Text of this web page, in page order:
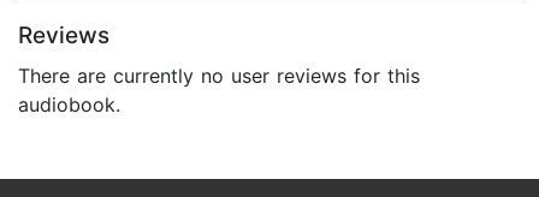
Reviews
There are currently no user reviews for this
audiobook.